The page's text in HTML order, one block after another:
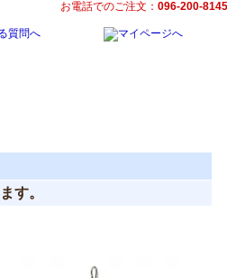
お電話でのご注文： 096-200-
す。